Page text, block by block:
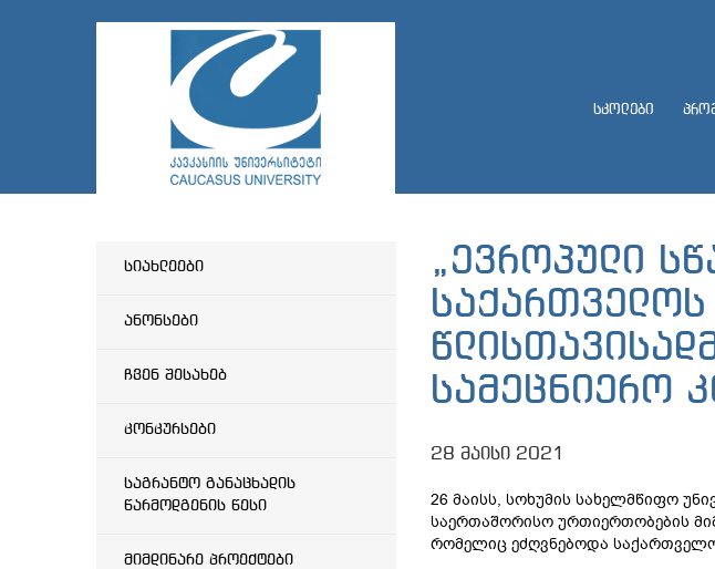
სკოლები
სიახლეები
ანონსები
ჩვენ შესახებ
კონკურსები
საგრანტო განაცხადის
წარმოდგენის წესი
მიმდინარე პროექტები
„ევროპული
სამეცნიერო
28 მაისი 2021
26 მაისს, სოხუმის სახელმწიფო
საერთაშორისო ურთიერთობების
რომელიც ეძღვნებოდა